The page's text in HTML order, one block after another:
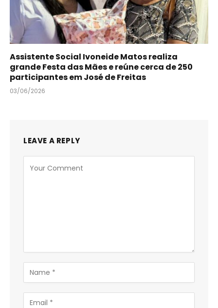
Assistente Social Ivoneide Matos realiza
grande Festa das Mães e reúne cerca de 250
participantes em José de Freitas
03/06/2026
LEAVE A REPLY